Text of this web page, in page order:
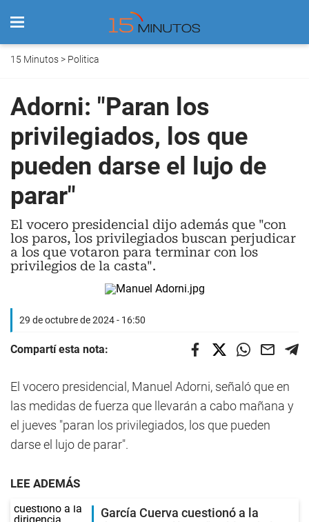
15 Minutos> Politica
Adorni: "Paran los
privilegiados, los que
pueden darse el lujo de
parar"
El vocero presidencial dijo además que "con
los paros, los privilegiados buscan perjudicar
a los que votaron para terminar con los
privilegios de la casta".
29 de octubre de 2024 - 16:50
Compartí esta nota:
El vocero presidencial, Manuel Adorni, señaló que en
las medidas de fuerza que llevarán a cabo mañana y
el jueves "paran los privilegiados, los que pueden
darse el lujo de parar".
LEE ADEMÁS
García Cuerva cuestionó a la